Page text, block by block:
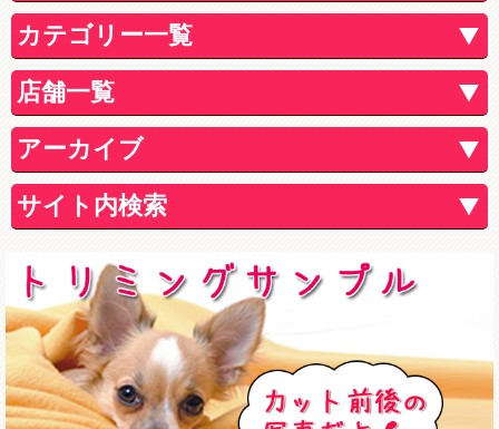
カテゴリー一覧
店舗一覧
アーカイブ
サイト内検索